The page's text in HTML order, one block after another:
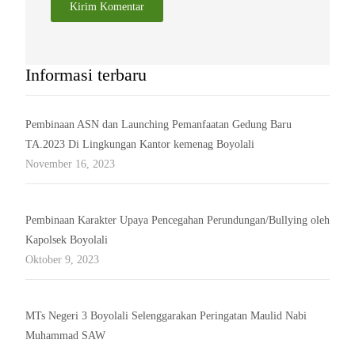
Informasi terbaru
Pembinaan ASN dan Launching Pemanfaatan Gedung Baru
TA.2023 Di Lingkungan Kantor kemenag Boyolali
November 16, 2023
Pembinaan Karakter Upaya Pencegahan Perundungan/Bullying oleh
Kapolsek Boyolali
Oktober 9, 2023
MTs Negeri 3 Boyolali Selenggarakan Peringatan Maulid Nabi
Muhammad SAW